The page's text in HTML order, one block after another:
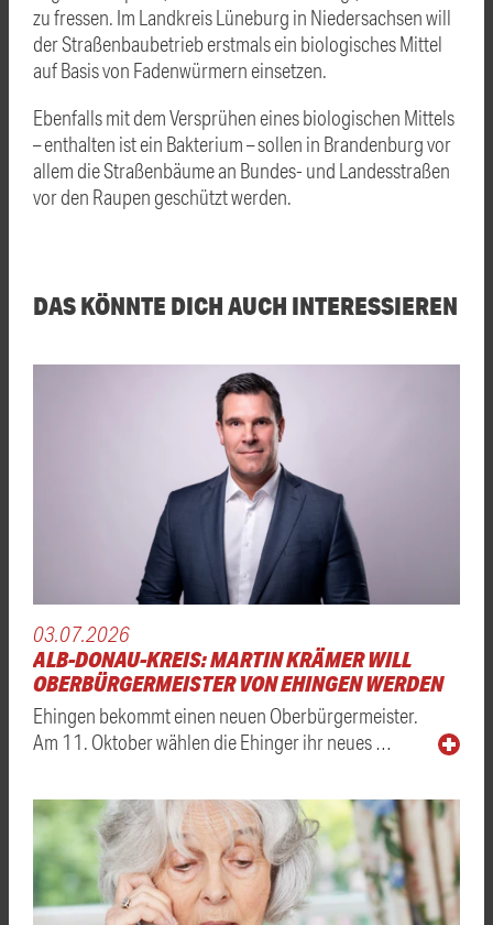
zu fressen. Im Landkreis Lüneburg in Niedersachsen will
der Straßenbaubetrieb erstmals ein biologisches Mittel
auf Basis von Fadenwürmern einsetzen.
Ebenfalls mit dem Versprühen eines biologischen Mittels
– enthalten ist ein Bakterium – sollen in Brandenburg vor
allem die Straßenbäume an Bundes- und Landesstraßen
vor den Raupen geschützt werden.
DAS KÖNNTE DICH AUCH INTERESSIEREN
03.07.2026
ALB-DONAU-KREIS: MARTIN KRÄMER WILL
OBERBÜRGERMEISTER VON EHINGEN WERDEN
Ehingen bekommt einen neuen Oberbürgermeister.
Am 11. Oktober wählen die Ehinger ihr neues …